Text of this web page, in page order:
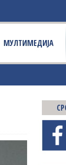
МУЛТИМЕДИЈА